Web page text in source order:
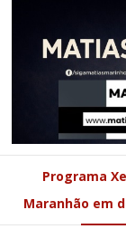
Programa
Maranhão em